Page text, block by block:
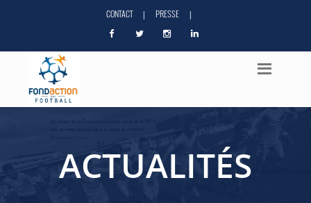
CONTACT | PRESSE |
ACTUALITÉS